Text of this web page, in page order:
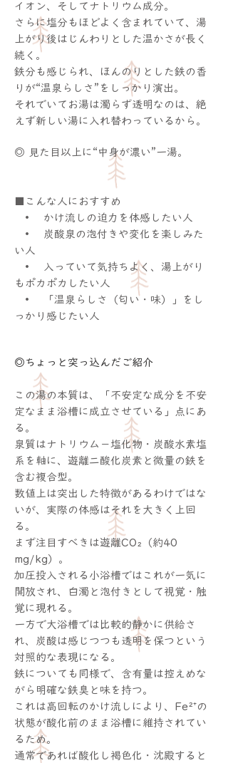
イオン、そしてナトリウム成分。
さらに塩分もほどよく含まれていて、湯
上がり後はじんわりとした温かさが長く
続く。
鉄分も感じられ、ほんのりとした鉄の香
りが“温泉らしさ”をしっかり演出。
それでいてお湯は濁らず透明なのは、絶
えず新しい湯に入れ替わっているから。
◎ 見た目以上に“中身が濃い”一湯。
■こんな人におすすめ
• かけ流しの迫力を体感したい人
• 炭酸泉の泡付きや変化を楽しみた
い人
• 入っていて気持ちよく、湯上がり
もポカポカしたい人
• 「温泉らしさ（匂い・味）」をし
っかり感じたい人
◎ちょっと突っ込んだご紹介
この湯の本質は、「不安定な成分を不安
定なまま浴槽に成立させている」点にあ
る。
泉質はナトリウム－塩化物・炭酸水素塩
系を軸に、遊離二酸化炭素と微量の鉄を
含む複合型。
数値上は突出した特徴があるわけではな
いが、実際の体感はそれを大きく上回
る。
まず注目すべきは遊離CO₂（約40
mg/kg）。
加圧投入される小浴槽ではこれが一気に
開放され、白濁と泡付きとして視覚・触
覚に現れる。
一方で大浴槽では比較的静かに供給さ
れ、炭酸は感じつつも透明を保つという
対照的な表現になる。
鉄についても同様で、含有量は控えめな
がら明確な鉄臭と味を持つ。
これは高回転のかけ流しにより、Fe²⁺の
状態が酸化前のまま浴槽に維持されてい
るため。
通常であれば酸化し褐色化・沈殿すると